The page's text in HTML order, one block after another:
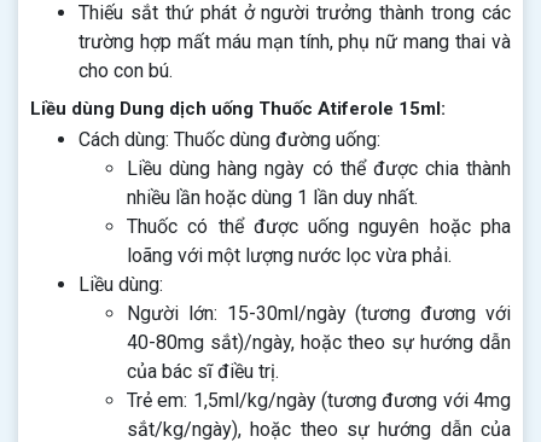
Thiếu sắt thứ phát ở người trưởng thành trong các
trường hợp mất máu mạn tính, phụ nữ mang thai và
cho con bú.
Liều dùng Dung dịch uống Thuốc Atiferole 15ml:
Cách dùng: Thuốc dùng đường uống:
Liều dùng hàng ngày có thể được chia thành
nhiều lần hoặc dùng 1 lần duy nhất.
Thuốc có thể được uống nguyên hoặc pha
loãng với một lượng nước lọc vừa phải.
Liều dùng:
Người lớn: 15-30ml/ngày (tương đương với
40-80mg sắt)/ngày, hoặc theo sự hướng dẫn
của bác sĩ điều trị.
Trẻ em: 1,5ml/kg/ngày (tương đương với 4mg
sắt/kg/ngày), hoặc theo sự hướng dẫn của